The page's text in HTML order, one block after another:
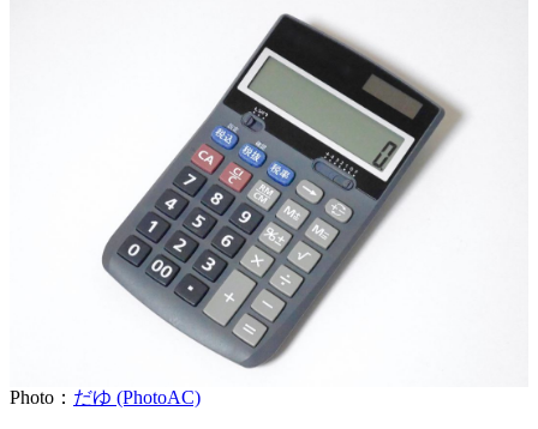
Photo： だゆ (PhotoAC)